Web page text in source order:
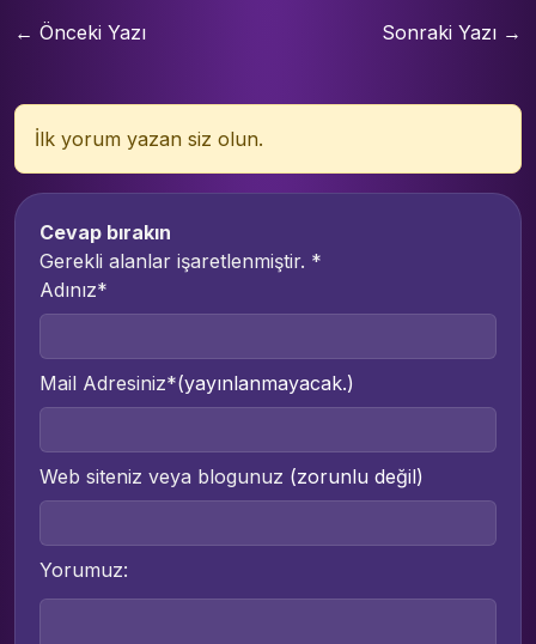
← Önceki Yazı Sonraki Yazı →
İlk yorum yazan siz olun.
Cevap bırakın
Gerekli alanlar işaretlenmiştir. *
Adınız*
Mail Adresiniz*(yayınlanmayacak.)
Web siteniz veya blogunuz (zorunlu değil)
Yorumuz: